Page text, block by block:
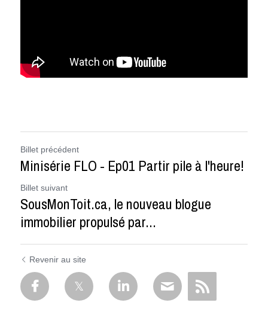
Billet précédent
Minisérie FLO - Ep01 Partir pile à l'heure!
Billet suivant
SousMonToit.ca, le nouveau blogue
immobilier propulsé par...
Revenir au site